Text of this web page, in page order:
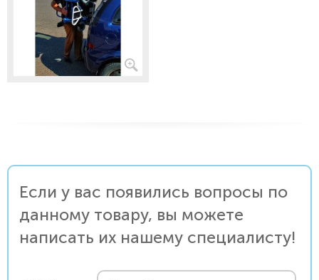
Если у вас появились вопросы по
данному товару, вы можете
написать их нашему специалисту!